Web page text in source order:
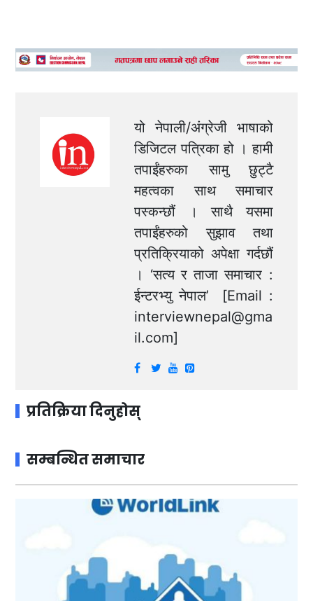
यो नेपाली/अंग्रेजी भाषाको
डिजिटल पत्रिका हो । हामी
तपाईंहरुका सामु छुट्टै
महत्वका साथ समाचार
पस्कन्छौं । साथै यसमा
तपाईंहरुको सुझाव तथा
प्रतिक्रियाको अपेक्षा गर्दछौं
। ‘सत्य र ताजा समाचार :
ईन्टरभ्यु नेपाल’ [Email :
interviewnepal@gma
il.com]
प्रतिक्रिया दिनुहोस्
सम्बन्धित समाचार